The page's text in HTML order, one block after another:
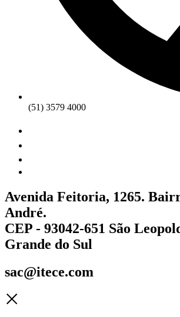
(51) 3579 4000
Avenida Feitoria, 1265.
André.
CEP - 93042-651 São
Grande do Sul
sac@itece.com